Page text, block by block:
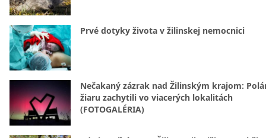
Prvé dotyky života v žilinskej nemocnici
Nečakaný zázrak nad Žilinským krajom:
žiaru zachytili vo viacerých lokalitách
(FOTOGALÉRIA)